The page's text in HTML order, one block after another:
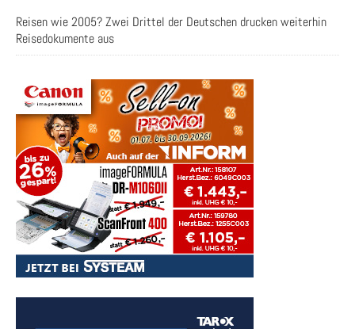
Reisen wie 2005? Zwei Drittel der Deutschen drucken weiterhin
Reisedokumente aus